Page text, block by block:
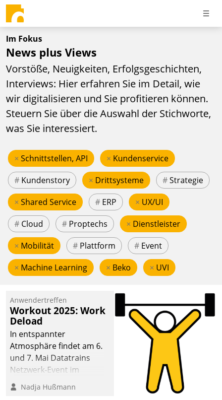
Im Fokus
News plus Views
Vorstöße, Neuigkeiten, Erfolgsgeschichten,
Interviews: Hier erfahren Sie im Detail, wie
wir digitalisieren und Sie profitieren können.
Steuern Sie über die Auswahl der Stichworte,
was Sie interessiert.
× Schnittstellen, API × Kundenservice
# Kundenstory × Drittsysteme #Strategie
× Shared Service # ERP × UX/UI
# Cloud # Proptechs × Dienstleister
× Mobilität # Plattform # Event
× Machine Learning × Beko × UVI
Anwendertreffen
Workout 2025: Work
Deload
In entspannter
Atmosphäre findet am 6.
und 7. Mai Datatrains
Netzwerk-Event im
Kunden- und Partnerkreis
statt. Zentrale Frage: Wie
Nadja Hußmann